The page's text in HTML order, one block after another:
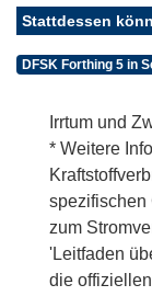
Stattdessen
DFSK Forthing 5 in
Irrtum und
* Weitere
spezifischen
zum
'Leitfaden
die